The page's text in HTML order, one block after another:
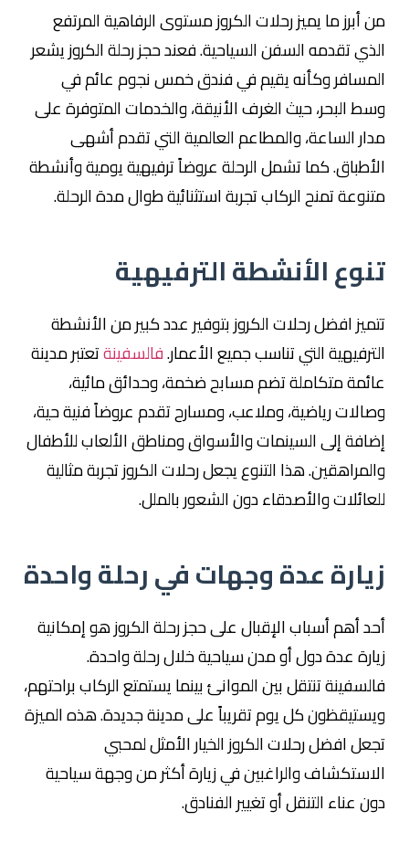
من أبرز ما يميز رحلات الكروز مستوى الرفاهية المرتفع
الذي تقدمه السفن السياحية. فعند حجز رحلة الكروز يشعر
المسافر وكأنه يقيم في فندق خمس نجوم عائم في
وسط البحر، حيث الغرف الأنيقة، والخدمات المتوفرة على
مدار الساعة، والمطاعم العالمية التي تقدم أشهى
الأطباق. كما تشمل الرحلة عروضاً ترفيهية يومية وأنشطة
متنوعة تمنح الركاب تجربة استثنائية طوال مدة الرحلة.
تنوع الأنشطة الترفيهية
تتميز افضل رحلات الكروز بتوفير عدد كبير من الأنشطة
الترفيهية التي تناسب جميع الأعمار.فالسفينةتعتبر مدينة
عائمة متكاملة تضم مسابح ضخمة، وحدائق مائية،
وصالات رياضية، وملاعب، ومسارح تقدم عروضاً فنية حية،
إضافة إلى السينمات والأسواق ومناطق الألعاب للأطفال
والمراهقين. هذا التنوع يجعل رحلات الكروز تجربة مثالية
للعائلات والأصدقاء دون الشعور بالملل.
زيارة عدة وجهات في رحلة واحدة
أحد أهم أسباب الإقبال على حجز رحلة الكروز هو إمكانية
زيارة عدة دول أو مدن سياحية خلال رحلة واحدة.
فالسفينة تنتقل بين الموانئ بينما يستمتع الركاب براحتهم،
ويستيقظون كل يوم تقريباً على مدينة جديدة. هذه الميزة
تجعل افضل رحلات الكروز الخيار الأمثل لمحبي
الاستكشاف والراغبين في زيارة أكثر من وجهة سياحية
دون عناء التنقل أو تغيير الفنادق.